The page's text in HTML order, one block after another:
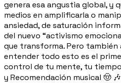
genera esa angustia global, y
medios en amplificarla o
ansiedad, de saturación
del nuevo “activismo
que transforma. Pero también
entender todo esto es el
control de tu mente, tu
y Recomendación musical 🤠